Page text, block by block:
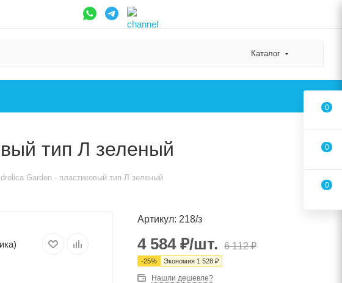
Каталог
тип Л зеленый
Garden - пластиковый тип Л зеленый
Артикул: 218/з
4 584₽/шт. 6 112₽
-25% Экономия 1 528 ₽
Нашли дешевле?
0
0
0